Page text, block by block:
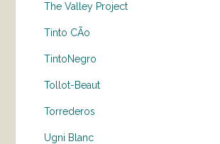
The Valley Project
Tinto CÃo
TintoNegro
Tollot-Beaut
Torrederos
Ugni Blanc